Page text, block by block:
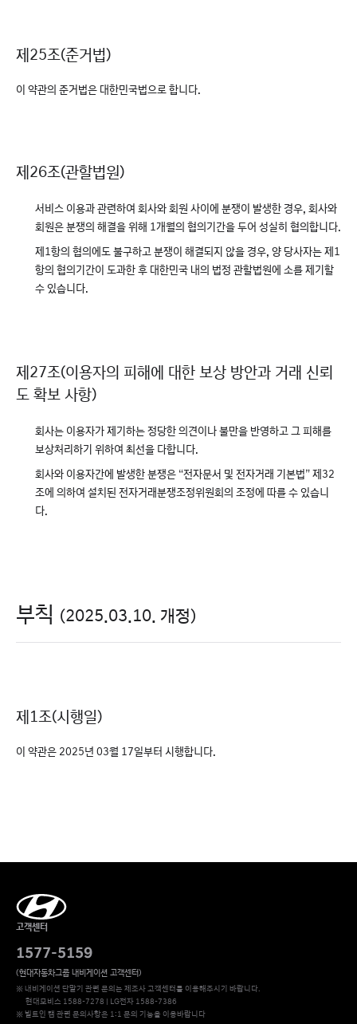
제25조(준거법)
이 약관의 준거법은 대한민국법으로 합니다.
제26조(관할법원)
서비스 이용과 관련하여 회사와 회원 사이에 분쟁이 발생한 경우, 회사와
회원은 분쟁의 해결을 위해 1개월의 협의기간을 두어 성실히 협의합니다.
제1항의 협의에도 불구하고 분쟁이 해결되지 않을 경우, 양 당사자는 제1
항의 협의기간이 도과한 후 대한민국 내의 법정 관할법원에 소를 제기할
수 있습니다.
제27조(이용자의 피해에 대한 보상 방안과 거래 신뢰
도 확보 사항)
회사는 이용자가 제기하는 정당한 의견이나 불만을 반영하고 그 피해를
보상처리하기 위하여 최선을 다합니다.
회사와 이용자간에 발생한 분쟁은 “전자문서 및 전자거래 기본법” 제32
조에 의하여 설치된 전자거래분쟁조정위원회의 조정에 따를 수 있습니
다.
부칙 (2025.03.10. 개정)
제1조(시행일)
이 약관은 2025년 03월 17일부터 시행합니다.
고객센터
1577-5159
(현대자동차그룹 내비게이션 고객센터)
※ 내비게이션 단말기 관련 문의는 제조사 고객센터를 이용해주시기 바랍니다.
현대모비스 1588-7278 | LG전자 1588-7386
※ 빌트인 캠 관련 문의사항은 1:1 문의 기능을 이용바랍니다